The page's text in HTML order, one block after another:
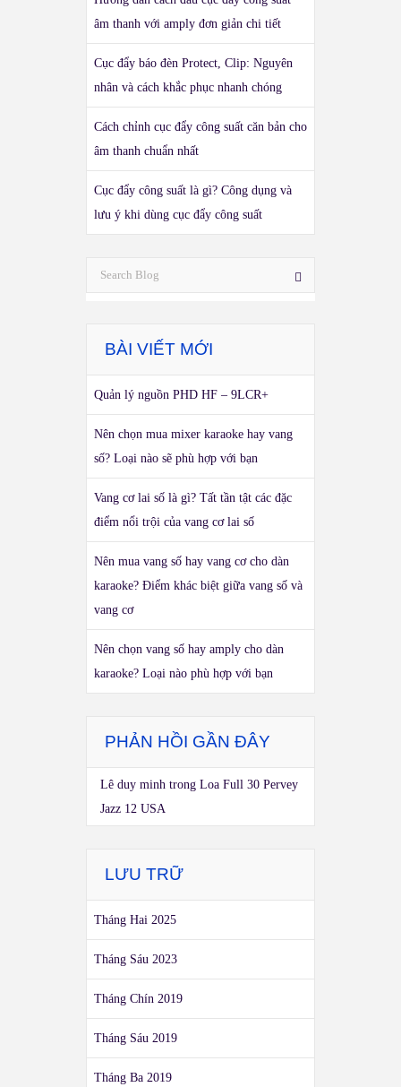
âm thanh với amply đơn giản chi tiết
Cục đẩy báo đèn Protect, Clip: Nguyên
nhân và cách khắc phục nhanh chóng
Cách chỉnh cục đẩy công suất căn bản cho
âm thanh chuẩn nhất
Cục đẩy công suất là gì? Công dụng và
lưu ý khi dùng cục đẩy công suất
BÀI VIẾT MỚI
Quản lý nguồn PHD HF – 9LCR+
Nên chọn mua mixer karaoke hay vang
số? Loại nào sẽ phù hợp với bạn
Vang cơ lai số là gì? Tất tần tật các đặc
điểm nổi trội của vang cơ lai số
Nên mua vang số hay vang cơ cho dàn
karaoke? Điểm khác biệt giữa vang số và
vang cơ
Nên chọn vang số hay amply cho dàn
karaoke? Loại nào phù hợp với bạn
PHẢN HỒI GẦN ĐÂY
Lê duy minh trong Loa Full 30 Pervey
Jazz 12 USA
LƯU TRỮ
Tháng Hai 2025
Tháng Sáu 2023
Tháng Chín 2019
Tháng Sáu 2019
Tháng Ba 2019